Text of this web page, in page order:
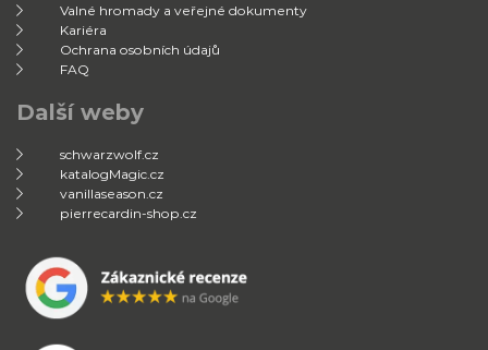
Valné hromady a veřejné dokumenty
Kariéra
Ochrana osobních údajů
FAQ
Další weby
schwarzwolf.cz
katalogMagic.cz
vanillaseason.cz
pierrecardin-shop.cz